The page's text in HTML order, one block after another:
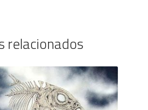
relacionados